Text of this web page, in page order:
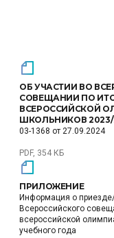
ОБ УЧАСТИИ ВО
СОВЕЩАНИИ ПО
ВСЕРОССИЙСКОЙ
ШКОЛЬНИКОВ
03-1368 от 27.09.2024
PDF, 354 КБ
ПРИЛОЖЕНИЕ
Информация о
Всероссийского
всероссийской
учебного года